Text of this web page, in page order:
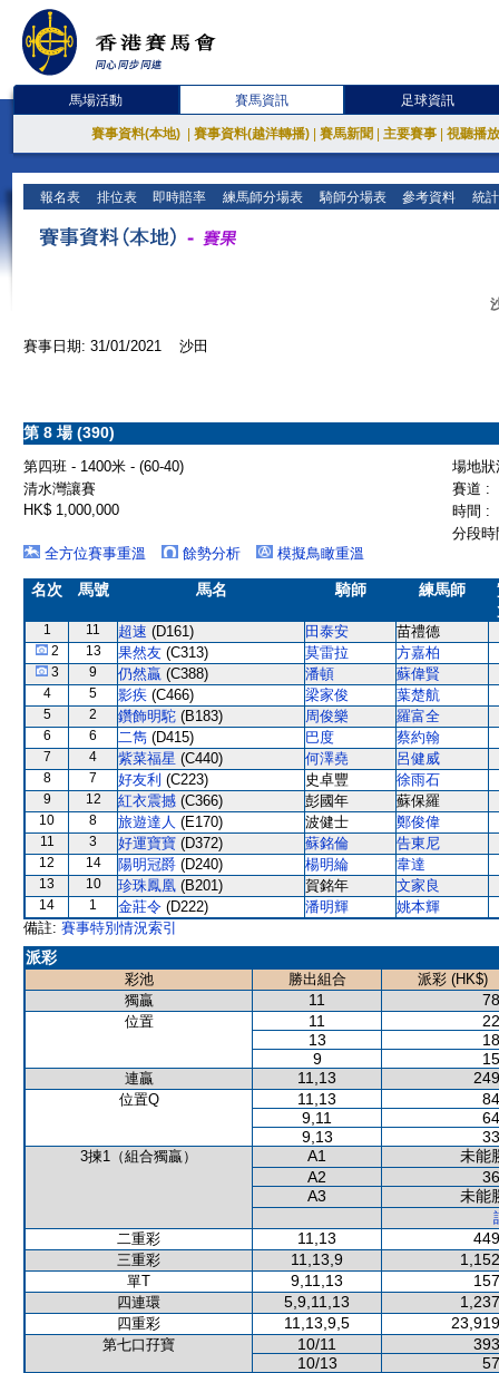
馬場活動 賽馬資訊 足球資訊
賽事資料(本地) 賽事資料(越洋轉播) 賽馬新聞 主要賽事 視聽播
報名表 排位表 即時賠率 練馬師分場表 騎師分場表 參考資料 統
賽事日期: 31/01/2021 沙田
第 8 場 (390)
第四班 - 1400米 - (60-40)
場地
清水灣讓賽
賽道 :
HK$ 1,000,000
時間 :
分段
全方位賽事重溫
餘勢分析 模擬鳥瞰重溫
名次 馬號 馬名 騎師 練馬師
1 11 超速 (D161) 田泰安 苗禮德
2 13 果然友 (C313) 莫雷拉 方嘉柏
3 9 仍然贏 (C388) 潘頓 蘇偉賢
4 5 影疾 (C466) 梁家俊 葉楚航
5 2 鑽飾明駝 (B183) 周俊樂 羅富全
6 6 二雋 (D415) 巴度 蔡約翰
7 4 紫菜福星 (C440) 何澤堯 呂健威
8 7 好友利 (C223) 史卓豐 徐雨石
9 12 紅衣震撼 (C366) 彭國年 蘇保羅
10 8 旅遊達人 (E170) 波健士 鄭俊偉
11 3 好運寶寶 (D372) 蘇銘倫 告東尼
12 14 陽明冠爵 (D240) 楊明綸 韋達
13 10 珍珠鳳凰 (B201) 賀銘年 文家良
14 1 金莊令 (D222) 潘明輝
姚本輝
備註: 賽事特別情況索引
派彩
彩池 勝出組合
派彩 (HK$)
獨贏
11
位置 11
13
9
連贏 11,13
位置Q 11,13
9,11
9,13
3揀1（組合獨贏） A1
未能
A2
A3
未能
二重彩
11,13
三重彩 11,13,9
單T 9,11,13
四連環 5,9,11,13
四重彩 11,13,9,5
第七口孖寶 10/11
10/13